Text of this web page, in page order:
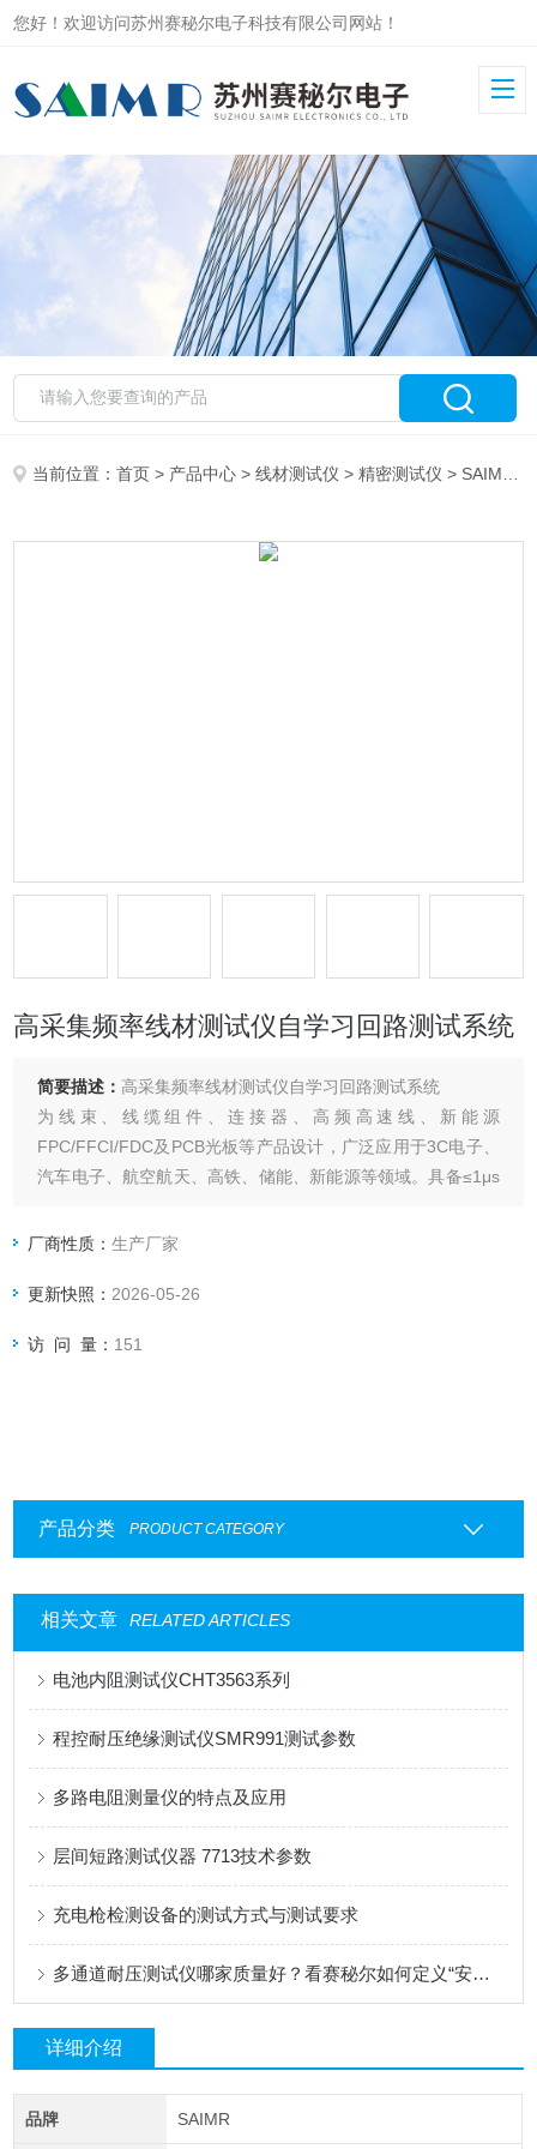
您好！欢迎访问苏州赛秘尔电子科技有限公司网站！
当前位置：首页 > 产品中心 >线材测试仪 >精密测试仪 > SAIMR4000高采集频率线材测试仪自学习回路测试系统
高采集频率线材测试仪自学习回路测试系统
简要描述： 高采集频率线材测试仪自学习回路测试系统
为线束、线缆组件、连接器、高频高速线、新能源
FPC/FFCI/FDC及PCB光板等产品设计，广泛应用于3C电子、
汽车电子、航空航天、高铁、储能、新能源等领域。具备≤1μs
现找点、四线点测电阻等功能，同时提供扫码测试、标签打
用。
厂商性质：生产厂家
更新快照： 2026-05-26
访 问 量： 151
产品分类 PRODUCT CATEGORY
相关文章 RELATED ARTICLES
电池内阻测试仪CHT3563系列
程控耐压绝缘测试仪SMR991测试参数
多路电阻测量仪的特点及应用
层间短路测试仪器 7713技术参数
充电枪检测设备的测试方式与测试要求
多通道耐压测试仪哪家质量好？看赛秘尔如何定义“安全”与“可靠”
详细介绍
品牌 SAIMR